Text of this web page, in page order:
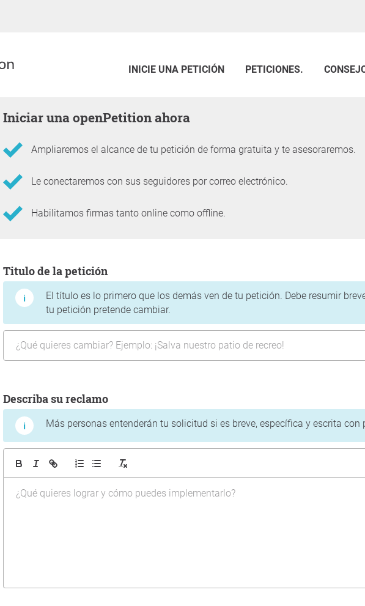
INICIE UNA PETICIÓN PETICIONES.
Iniciar una openPetition ahora
Ampliaremos el alcance de tu petición de forma gratuita y te asesoraremos.
Le conectaremos con sus seguidores por correo electrónico.
Habilitamos firmas tanto online como offline.
Titulo de la petición
El título es lo primero que los demás ven de tu petición. Debe resumir
tu petición pretende cambiar.
Describa su reclamo
Más personas entenderán tu solicitud si es breve, específica y escrita con